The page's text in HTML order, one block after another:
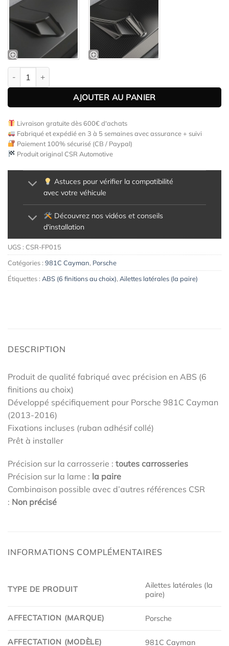
quantité de Ailettes latérales (la paire) pour Porsche 981C
AJOUTER AU PANIER
Livraison gratuite dès 600€ d'achats
Fabriqué et expédié en 3 à 5 semaines avec assurance + suivi
Paiement 100% sécurisé (CB / Paypal)
Produit original CSR Automotive
Astuces pour vérifier la compatibilité
avec votre véhicule
Découvrez nos vidéos et conseils
d'installation
UGS : CSR-FP015
Catégories : 981C Cayman, Porsche
Étiquettes : ABS (6 finitions au choix), Ailettes latérales (la paire)
DESCRIPTION
Produit de qualité fabriqué avec précision en ABS (6
finitions au choix)
Développé spécifiquement pour Porsche 981C Cayman
(2013-2016)
Fixations incluses (ruban adhésif collé)
Prêt à installer
Précision sur la carrosserie : toutes carrosseries
Précision sur la lame : la paire
Combinaison possible avec d’autres références CSR
: Non précisé
INFORMATIONS COMPLÉMENTAIRES
TYPE DE PRODUIT
Ailettes latérales (la
paire)
AFFECTATION (MARQUE) Porsche
AFFECTATION (MODÈLE) 981C Cayman